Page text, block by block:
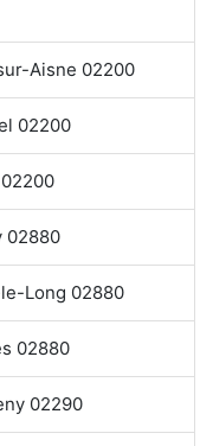
Aisne 02200
02200
02880
Long 02880
02880
02290